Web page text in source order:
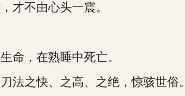
不由心头一震。
，在熟睡中死亡。
之快、之高、之绝，惊骇世俗。